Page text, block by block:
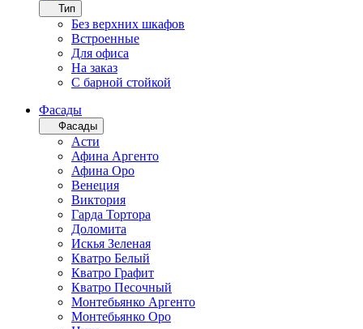
Тип
Без верхних шкафов
Встроенные
Для офиса
На заказ
С барной стойкой
Фасады
Фасады
Асти
Афина Аргенто
Афина Оро
Венеция
Виктория
Гарда Тортора
Доломита
Искья Зеленая
Кватро Белый
Кватро Графит
Кватро Песочный
Монтебьянко Аргенто
Монтебьянко Оро